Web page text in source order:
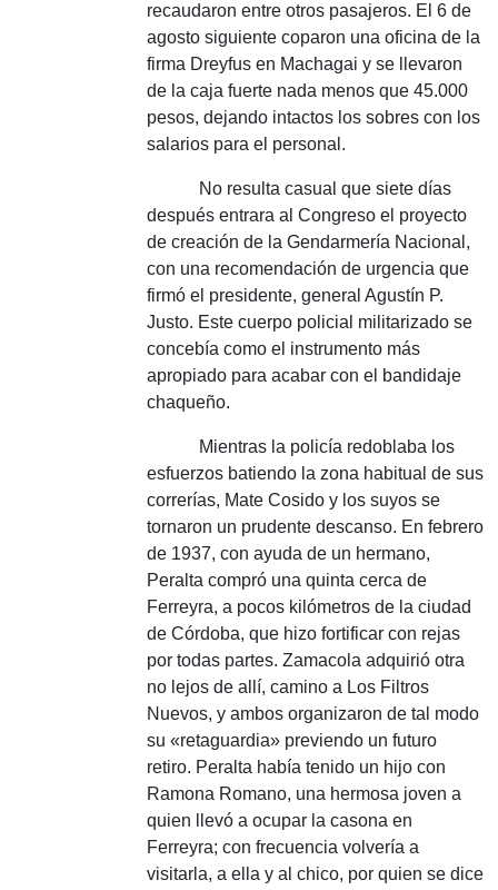
recaudaron entre otros pasajeros. El 6 de
agosto siguiente coparon una oficina de la
firma Dreyfus en Machagai y se llevaron
de la caja fuerte nada menos que 45.000
pesos, dejando intactos los sobres con los
salarios para el personal.
No resulta casual que siete días
después entrara al Congreso el proyecto
de creación de la Gendarmería Nacional,
con una recomendación de urgencia que
firmó el presidente, general Agustín P.
Justo. Este cuerpo policial militarizado se
concebía como el instrumento más
apropiado para acabar con el bandidaje
chaqueño.
Mientras la policía redoblaba los
esfuerzos batiendo la zona habitual de sus
correrías, Mate Cosido y los suyos se
tornaron un prudente descanso. En febrero
de 1937, con ayuda de un hermano,
Peralta compró una quinta cerca de
Ferreyra, a pocos kilómetros de la ciudad
de Córdoba, que hizo fortificar con rejas
por todas partes. Zamacola adquirió otra
no lejos de allí, camino a Los Filtros
Nuevos, y ambos organizaron de tal modo
su «retaguardia» previendo un futuro
retiro. Peralta había tenido un hijo con
Ramona Romano, una hermosa joven a
quien llevó a ocupar la casona en
Ferreyra; con frecuencia volvería a
visitarla, a ella y al chico, por quien se dice